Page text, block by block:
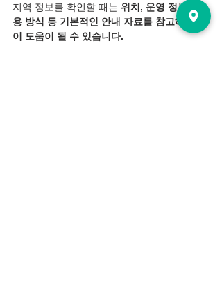
지역 정보를 확인할 때는 위치, 운영 정보, 이
용 방식 등 기본적인 안내 자료를 참고하는 것
이 도움이 될 수 있습니다.